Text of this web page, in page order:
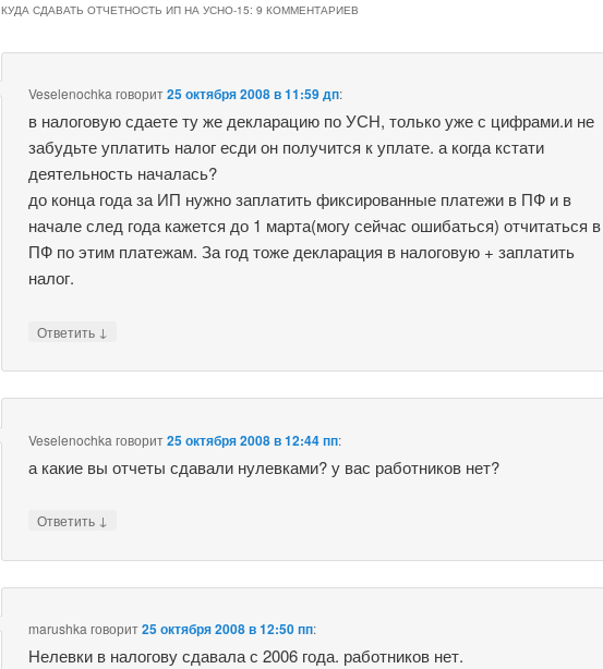
КУДА СДАВАТЬ ОТЧЕТНОСТЬ ИП НА УСНО-15: 9 КОММЕНТАРИЕВ
Veselenochka говорит25 октября 2008 в 11:59 дп:
в налоговую сдаете ту же декларацию по УСН, только уже с цифрами.и не
забудьте уплатить налог есди он получится к уплате. а когда кстати
деятельность началась?
до конца года за ИП нужно заплатить фиксированные платежи в ПФ и в
начале след года кажется до 1 марта(могу сейчас ошибаться) отчитаться в
ПФ по этим платежам. За год тоже декларация в налоговую + заплатить
налог.
Ответить ↓
Veselenochka говорит25 октября 2008 в 12:44 пп:
а какие вы отчеты сдавали нулевками? у вас работников нет?
Ответить ↓
marushka говорит25 октября 2008 в 12:50 пп:
Нелевки в налогову сдавала с 2006 года. работников нет.